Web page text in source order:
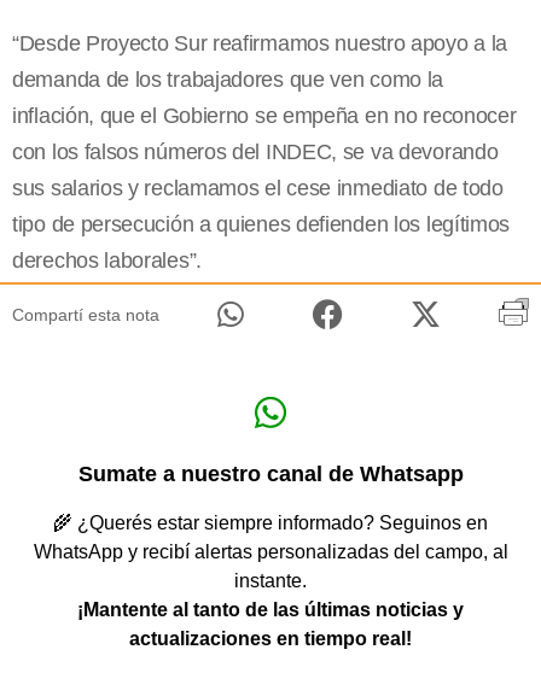
“Desde Proyecto Sur reafirmamos nuestro apoyo a la
demanda de los trabajadores que ven como la
inflación, que el Gobierno se empeña en no reconocer
con los falsos números del INDEC, se va devorando
sus salarios y reclamamos el cese inmediato de todo
tipo de persecución a quienes defienden los legítimos
derechos laborales”.
Compartí esta nota
Sumate a nuestro canal de Whatsapp
🌾 ¿Querés estar siempre informado? Seguinos en
WhatsApp y recibí alertas personalizadas del campo, al
instante.
¡Mantente al tanto de las últimas noticias y
actualizaciones en tiempo real!